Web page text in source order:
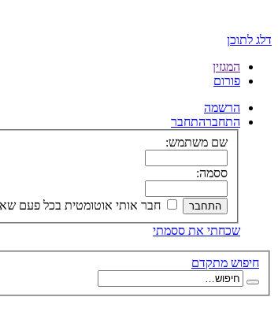
דלג לתוכן
המגזין
פורום
הרשמה
התחברהתחבר
שם משתמש:
ססמה:
חבר אותי אוטומטית בכל פעם
שכחתי את ססמתי
חיפוש מתקדם